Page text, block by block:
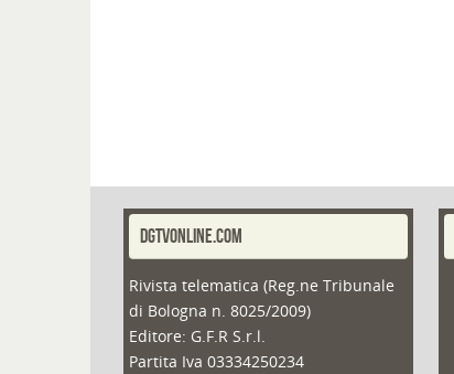
DGTVONLINE.COM
Rivista telematica (Reg.ne Tribunale
di Bologna n. 8025/2009)
Editore: G.F.R S.r.l.
Partita Iva 03334250234